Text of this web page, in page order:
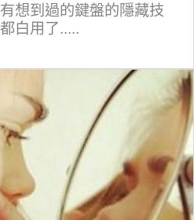
想到過的鍵盤的隱藏技
白用了.....